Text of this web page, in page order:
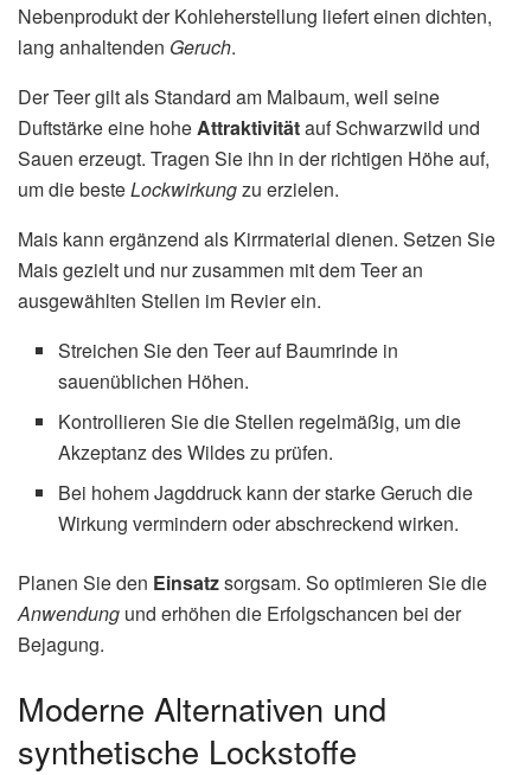
Nebenprodukt der Kohleherstellung liefert einen dichten,
lang anhaltenden Geruch.
Der Teer gilt als Standard am Malbaum, weil seine
Duftstärke eine hoheAttraktivitätauf Schwarzwild und
Sauen erzeugt. Tragen Sie ihn in der richtigen Höhe auf,
um die besteLockwirkungzu erzielen.
Mais kann ergänzend als Kirrmaterial dienen. Setzen Sie
Mais gezielt und nur zusammen mit dem Teer an
ausgewählten Stellen im Revier ein.
Streichen Sie den Teer auf Baumrinde in
sauenüblichen Höhen.
Kontrollieren Sie die Stellen regelmäßig, um die
Akzeptanz des Wildes zu prüfen.
Bei hohem Jagddruck kann der starke Geruch die
Wirkung vermindern oder abschreckend wirken.
Planen Sie den Einsatzsorgsam. So optimieren Sie die
Anwendung und erhöhen die Erfolgschancen bei der
Bejagung.
Moderne Alternativen und
synthetische Lockstoffe